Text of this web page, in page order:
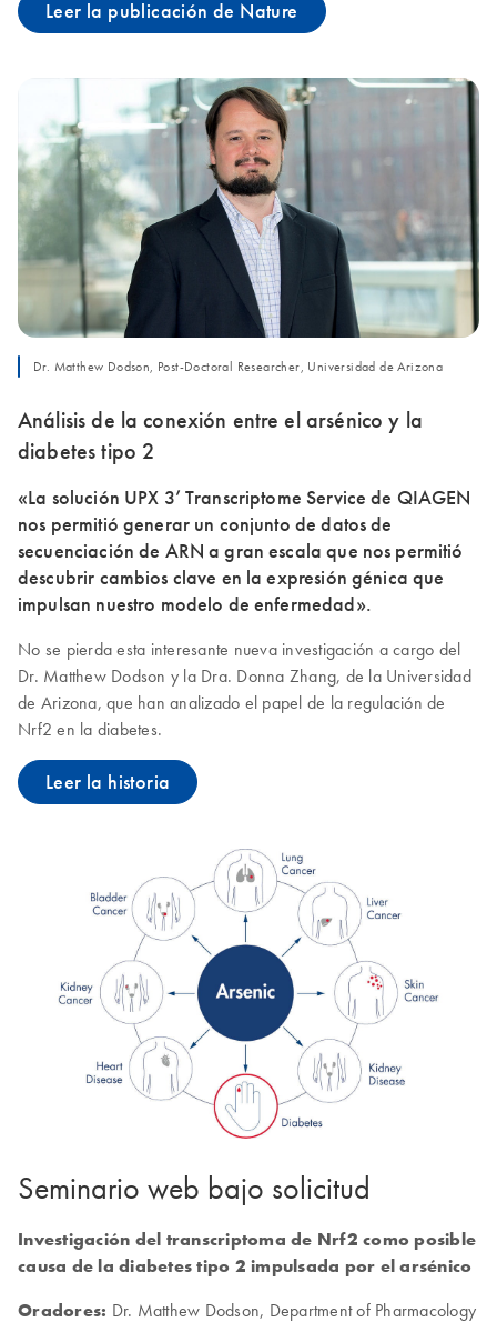
Leer la publicación de Nature
Análisis de la conexión entre el arsénico y la
diabetes tipo 2
«La solución UPX 3’ Transcriptome Service de QIAGEN
nos permitió generar un conjunto de datos de
secuenciación de ARN a gran escala que nos permitió
descubrir cambios clave en la expresión génica que
impulsan nuestro modelo de enfermedad».
No se pierda esta interesante nueva investigación a cargo del
Dr. Matthew Dodson y la Dra. Donna Zhang, de la Universidad
de Arizona, que han analizado el papel de la regulación de
Nrf2 en la diabetes.
Leer la historia
Dr. Matthew Dodson, Post-Doctoral Researcher, Universidad de Arizona
Seminario web bajo solicitud
Investigación del transcriptoma de Nrf2 como posible
causa de la diabetes tipo 2 impulsada por el arsénico
Oradores: Dr. Matthew Dodson, Department of Pharmacology